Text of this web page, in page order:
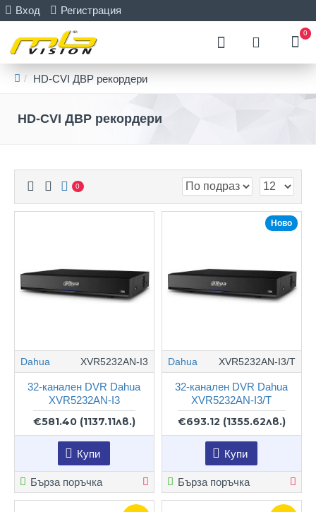
Вход Регистрация
0
HD-CVI ДВР рекордери
HD-CVI ДВР рекордери
0
Dahua XVR5232AN-I3
32-канален DVR Dahua
XVR5232AN-I3
€581.40 (1137.11лв.)
Купи
Бърза поръчка
Ново
Dahua XVR5232AN-I3/Т
32-канален DVR Dahua
XVR5232AN-I3/Т
€693.12 (1355.62лв.)
Купи
Бърза поръчка